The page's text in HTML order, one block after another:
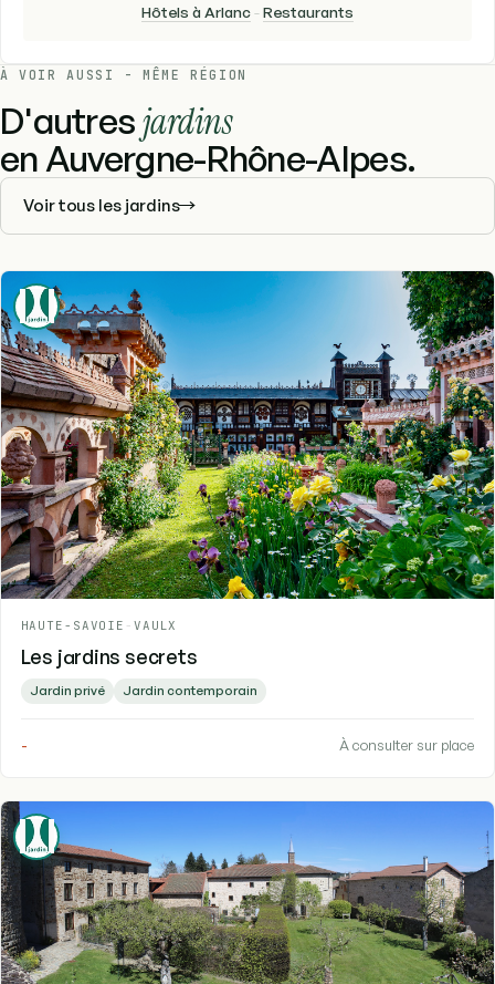
Hôtels à Arlanc-Restaurants
À VOIR AUSSI - MÊME RÉGION
D'autresjardins
en Auvergne-Rhône-Alpes.
Voir tous les jardins
HAUTE-SAVOIE - VAULX
Les jardins secrets
Jardin privé Jardin contemporain
- À consulter sur place